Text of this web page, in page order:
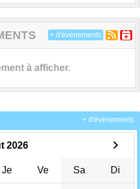
à afficher.
+ d'évènements
2026
Je Ve Sa Di
+ d'évènements